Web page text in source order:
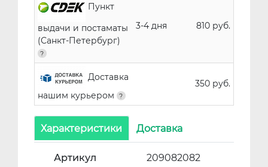
Пункт
выдачи и постаматы
(Санкт-Петербург)
3-4 дня 810 руб.
Доставка
нашим курьером
350 руб.
Характеристики Доставка
Артикул
209082082